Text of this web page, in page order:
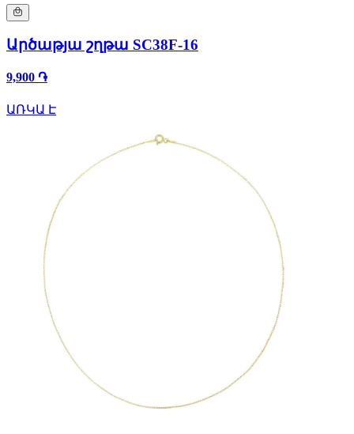
Արծաթյա շղթա SC38F-16
9,900 ֏
ԱՌԿԱ Է